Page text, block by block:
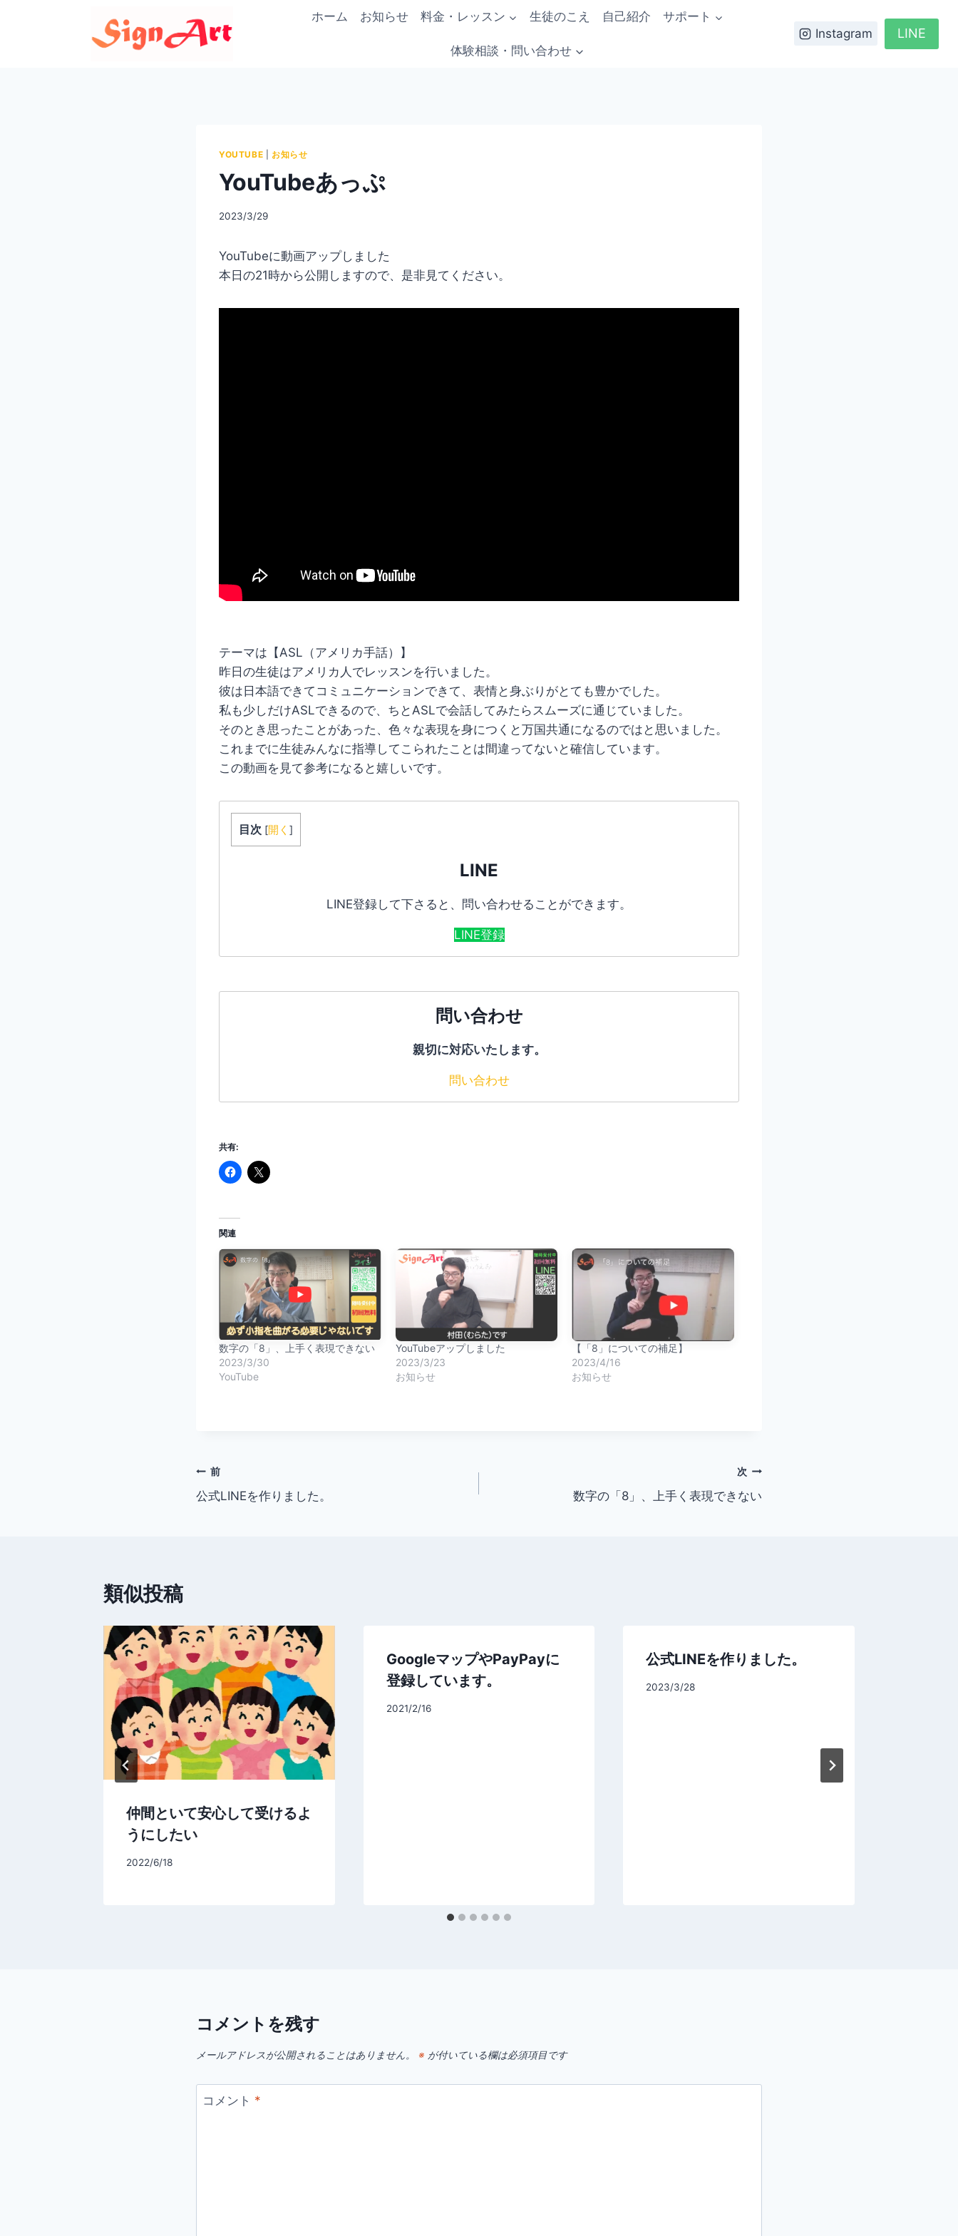
ホーム お知らせ 料金・レッスン 生徒のこえ 自己紹介 サポート
体験相談・問い合わせ
Instagram LINE
YOUTUBE お知らせ
YouTubeあっぷ
By
2023/3/29
YouTubeに動画アップしました
本日の21時から公開しますので、是非見てください。
テーマは【ASL（アメリカ手話）】
昨日の生徒はアメリカ人でレッスンを行いました。
彼は日本語できてコミュニケーションできて、表情と身ぶりがとても豊かでした。
私も少しだけASLできるので、ちとASLで会話してみたらスムーズに通じていました。
そのとき思ったことがあった、色々な表現を身につくと万国共通になるのではと思いました。
これまでに生徒みんなに指導してこられたことは間違ってないと確信しています。
この動画を見て参考になると嬉しいです。
目次 [開く ]
LINE
LINE登録して下さると、問い合わせることができます。
LINE登録
問い合わせ
親切に対応いたします。
問い合わせ
共有:
関連
数字の「8」、上手く表現できない
2023/3/30
YouTube
YouTubeアップしました
2023/3/23
お知らせ
【「8」についての補足】
2023/4/16
お知らせ
投
稿
ー
シ
ョ
ン
前
公式LINEを作りました。
次
数字の「8」、上手く表現できない
類似投稿
仲間といて安心して受けるよ
うにしたい
By
2022/6/18
GoogleマップやPayPayに
登録しています。
By
2021/2/16
公式LINEを作りました。
By
2023/3/28
コメントを残す
メールアドレスが公開されることはありません。 ※ が付いている欄は必須項目です
コメント *